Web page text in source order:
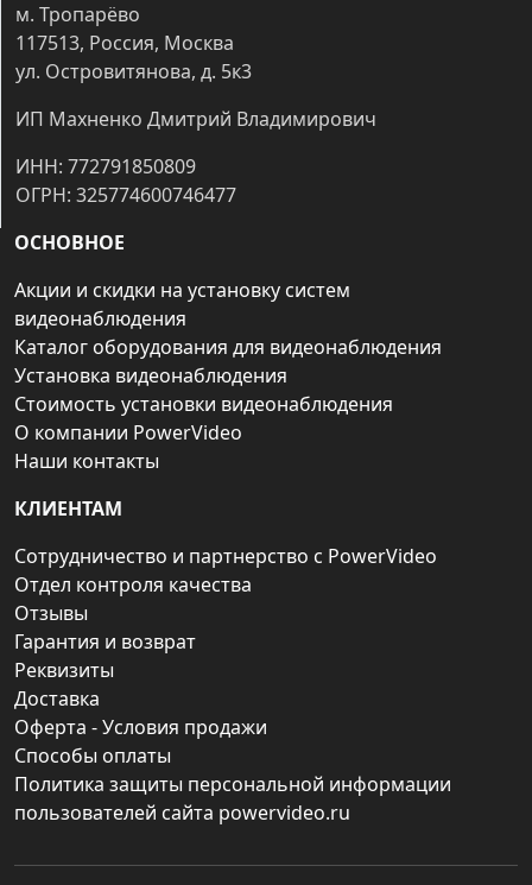
м. Тропарёво
117513, Россия, Москва
ул. Островитянова, д. 5к3
ИП Махненко Дмитрий Владимирович
ИНН: 772791850809
ОГРН: 325774600746477
ОСНОВНОЕ
Акции и скидки на установку систем
видеонаблюдения
Каталог оборудования для видеонаблюдения
Установка видеонаблюдения
Стоимость установки видеонаблюдения
О компании PowerVideo
Наши контакты
КЛИЕНТАМ
Сотрудничество и партнерство с PowerVideo
Отдел контроля качества
Отзывы
Гарантия и возврат
Реквизиты
Доставка
Оферта - Условия продажи
Способы оплаты
Политика защиты персональной информации
пользователей сайта powervideo.ru